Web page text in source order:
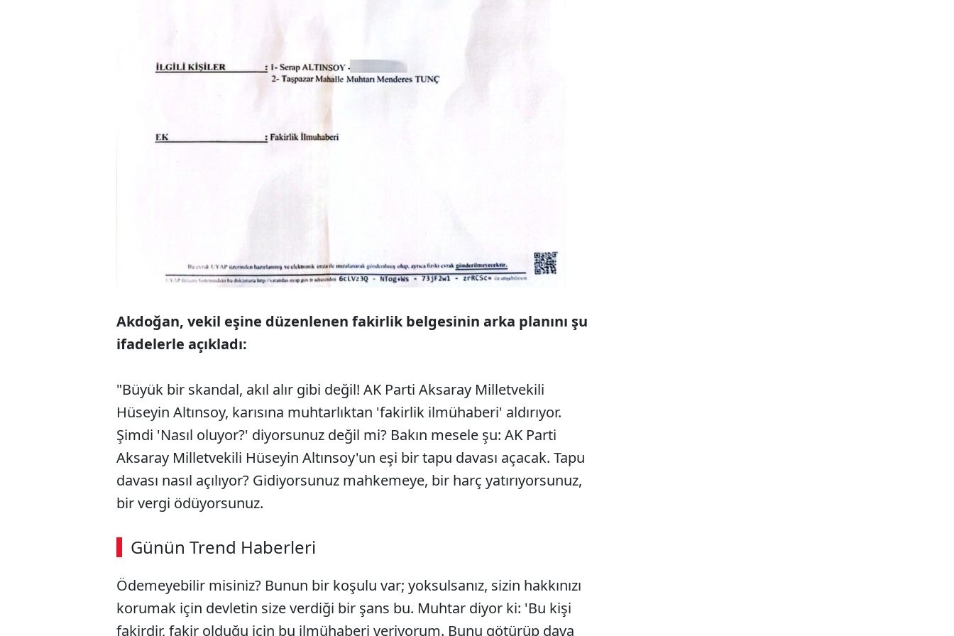
Akdoğan, vekil eşine düzenlenen fakirlik belgesinin arka planını şu
ifadelerle açıkladı:
"Büyük bir skandal, akıl alır gibi değil! AK Parti Aksaray Milletvekili
Hüseyin Altınsoy, karısına muhtarlıktan 'fakirlik ilmühaberi' aldırıyor.
Şimdi 'Nasıl oluyor?' diyorsunuz değil mi? Bakın mesele şu: AK Parti
Aksaray Milletvekili Hüseyin Altınsoy'un eşi bir tapu davası açacak. Tapu
davası nasıl açılıyor? Gidiyorsunuz mahkemeye, bir harç yatırıyorsunuz,
bir vergi ödüyorsunuz.
Günün Trend Haberleri
00:02 / 09:08
Sesi Aç
Ödemeyebilir misiniz? Bunun bir koşulu var; yoksulsanız, sizin hakkınızı
korumak için devletin size verdiği bir şans bu. Muhtar diyor ki: 'Bu kişi
fakirdir, fakir olduğu için bu ilmühaberi veriyorum. Bunu götürüp dava